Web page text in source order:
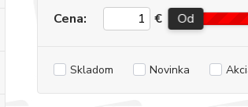
Cena: € Od
Skladom Novinka